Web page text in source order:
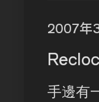
2007年
手邊有